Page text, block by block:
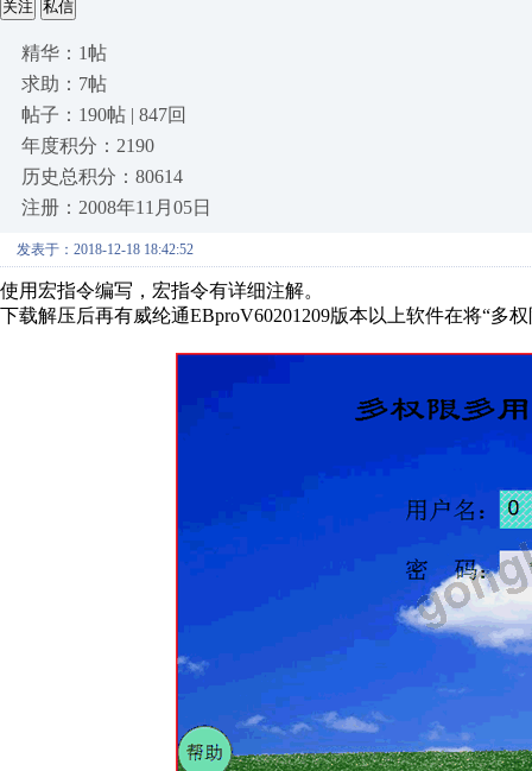
关注 私信
精华：1帖
求助：7帖
帖子：190帖 | 847回
年度积分：2190
历史总积分：80614
注册：2008年11月05日
发表于：2018-12-18 18:42:52
使用宏指令编写，宏指令有详细注解。
下载解压后再有威纶通EBproV60201209版本以上软件在将“多